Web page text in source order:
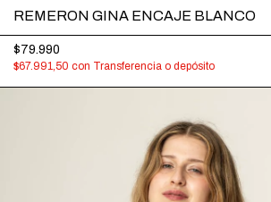
REMERON GINA ENCAJE BLANCO
$79.990
$67.991,50 con Transferencia o depósito